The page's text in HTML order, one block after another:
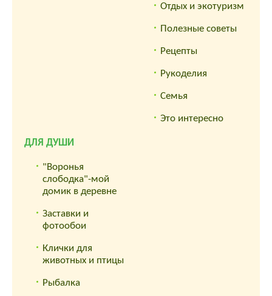
Отдых и экотуризм
Полезные советы
Рецепты
Рукоделия
Семья
Это интересно
ДЛЯ ДУШИ
"Воронья
слободка"-мой
домик в деревне
Заставки и
фотообои
Клички для
животных и птицы
Рыбалка